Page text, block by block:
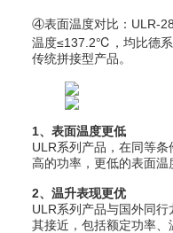
④表面温度对比：ULR-
温度≤137.2℃，均比德系
传统拼接型产品。
1、表面温度更低
ULR系列产品，在同等
高的功率，更低的表面温
2、温升表现更优
ULR系列产品与国外同
其接近，包括额定功率